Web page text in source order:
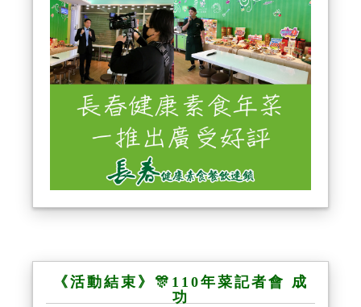
《活動結束》🎊110年菜記者會 成
功